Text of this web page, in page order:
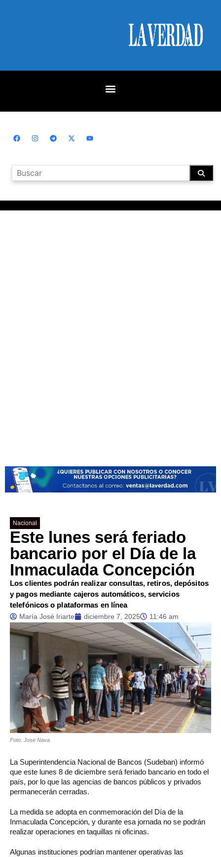
Nacional
Este lunes será feriado
bancario por el Día de la
Inmaculada Concepción
Los clientes podrán realizar consultas, retiros, depósitos
y pagos mediante cajeros automáticos, servicios
telefónicos o plataformas en línea
María José Iriarte diciembre 7, 2025 11:46 am
Foto: Jose Nava
La Superintendencia Nacional de Bancos (Sudeban) informó
que este lunes 8 de diciembre será feriado bancario en todo el
país, por lo que las agencias de bancos públicos y privados
permanecerán cerradas.
La medida se adopta en conmemoración del Día de la
Inmaculada Concepción, y durante esa jornada no se podrán
realizar operaciones en taquillas ni oficinas.
Algunas instituciones podrían mantener operativas las